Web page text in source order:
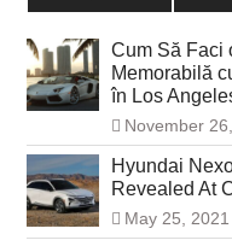
Cum Să Faci
Memorabilă
în Los
November
Hyundai
Revealed At
May 25, 2021